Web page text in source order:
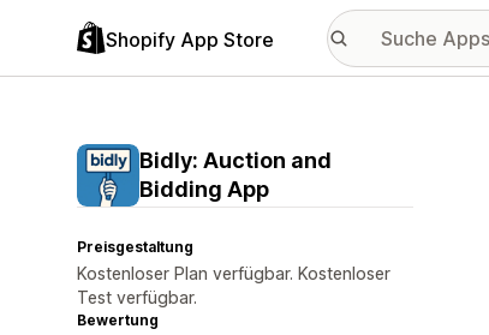
Shopify App Store
Bidly: Auction and
Bidding App
Preisgestaltung
Kostenloser Plan verfügbar. Kostenloser
Test verfügbar.
Bewertung